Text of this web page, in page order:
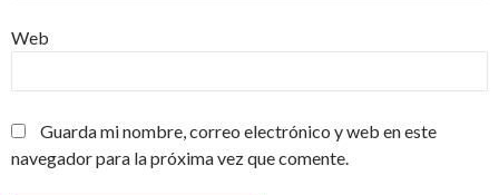
Web
Guarda mi nombre, correo electrónico y web en este
navegador para la próxima vez que comente.